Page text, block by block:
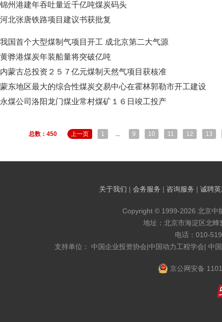
锦州港建年吞吐量近千亿吨煤炭码头
河北张唐铁路项目建议书获批复
我国首个大型煤制气项目开工 成北京第二大气源
黄骅港煤炭年装船量将突破亿吨
内蒙古总投资２５７亿元煤制天然气项目获核准
蒙东地区最大的综合性煤炭交易中心在霍林郭勒市开工建设
永煤公司洛阳龙门煤业常村煤矿１６日竣工投产
总数：450 上一页 1 ... 9 10 11 12 13
关于我们 | 会务服务 | 咨询服务 | 诚聘
Copyright © 1999-2026 北京中
地址：北京市海淀区北
电话：010-
支持单位： 中国企业投资协会|中国动力工程学会| 中
京公网安备